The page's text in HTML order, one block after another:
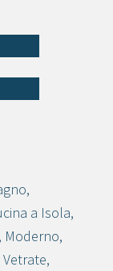
,
a Isola,
, Moderno,
Vetrate,